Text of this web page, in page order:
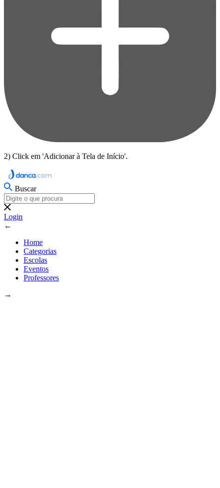
2) Click em 'Adicionar à Tela de Início'.
Buscar
Login
←
Home
Categorias
Escolas
Eventos
Professores
→